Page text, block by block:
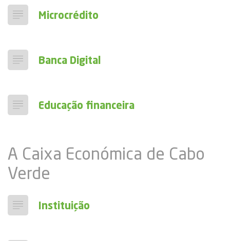
Microcrédito
Banca Digital
Educação financeira
A Caixa Económica de Cabo
Verde
Instituição